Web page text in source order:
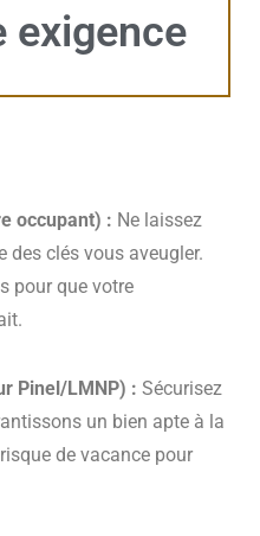
exigence
occupant) : Ne laissez
des clés vous aveugler.
pour que votre
Pinel/LMNP) : Sécurisez
un bien apte à la
de vacance pour